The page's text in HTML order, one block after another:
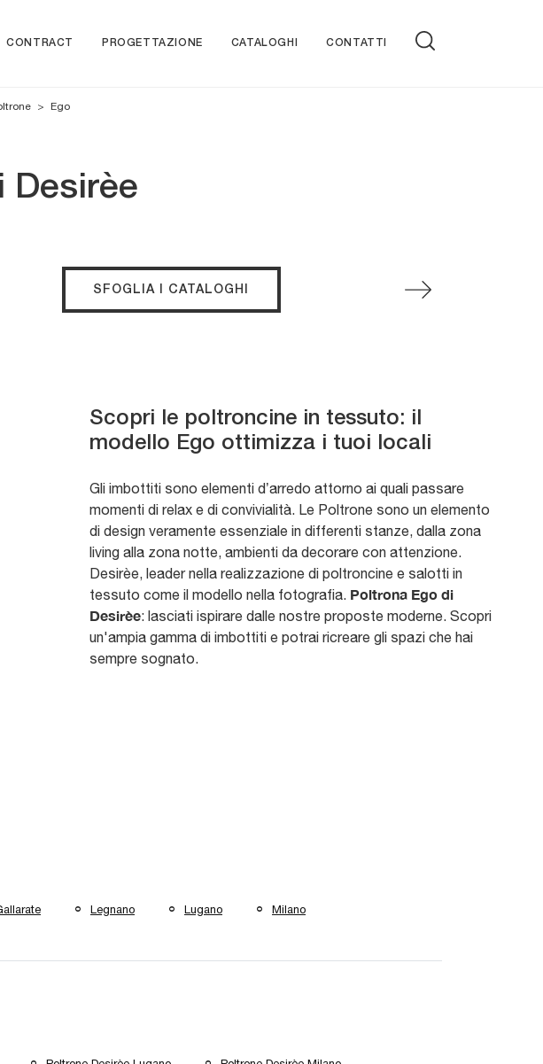
CONTRACT PROGETTAZIONE CATALOGHI CONTATTI
> Ego
Desirèe
SFOGLIA I CATALOGHI
Scopri le poltroncine in tessuto: il
modello Ego ottimizza i tuoi locali
Gli imbottiti sono elementi d’arredo attorno ai quali passare
momenti di relax e di convivialità. Le Poltrone sono un elemento
di design veramente essenziale in differenti stanze, dalla zona
living alla zona notte, ambienti da decorare con attenzione.
Desirèe, leader nella realizzazione di poltroncine e salotti in
tessuto come il modello nella fotografia. Poltrona Ego di
Desirèe: lasciati ispirare dalle nostre proposte moderne. Scopri
un'ampia gamma di imbottiti e potrai ricreare gli spazi che hai
sempre sognato.
Legnano Lugano Milano